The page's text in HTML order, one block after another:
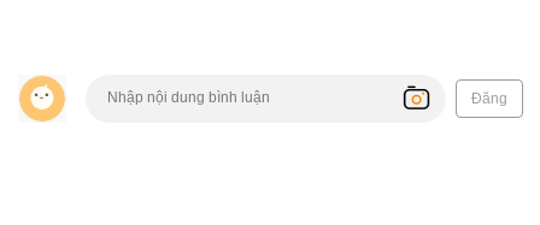
Đăng